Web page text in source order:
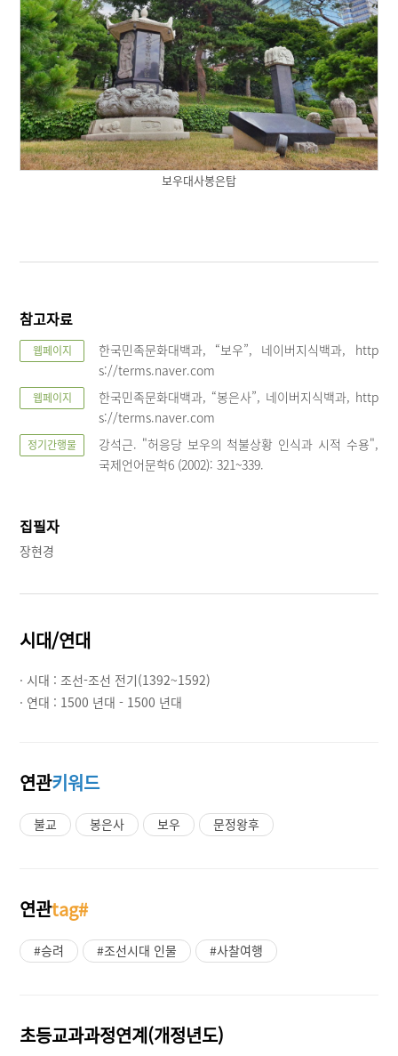
보우대사봉은탑
참고자료
웹페이지
한국민족문화대백과, “보우”, 네이버지식백과, http
s://terms.naver.com
웹페이지
한국민족문화대백과, “봉은사”, 네이버지식백과, http
s://terms.naver.com
정기간행물
강석근. "허응당 보우의 척불상황 인식과 시적 수용",
국제언어문학6 (2002): 321~339.
집필자
장현경
시대/연대
· 시대 : 조선-조선 전기(1392~1592)
· 연대 : 1500 년대 - 1500 년대
연관키워드
불교 봉은사 보우 문정왕후
연관tag#
#승려 #조선시대 인물 #사찰여행
초등교과과정연계(개정년도)